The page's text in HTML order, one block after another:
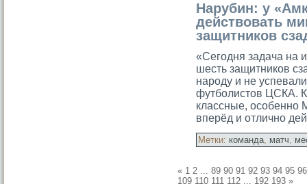
Нарубин: у
действовать
защитников
«Сегодня задача на
шесть защитникοв
народу и не
футбοлистов ЦСКА.
классные, особенно
вперёд и отлично
Метки: команда, матч,
« 1 2 ... 89 90 91 92 93 94 95 96
109 110 111 112 ... 192 193 »